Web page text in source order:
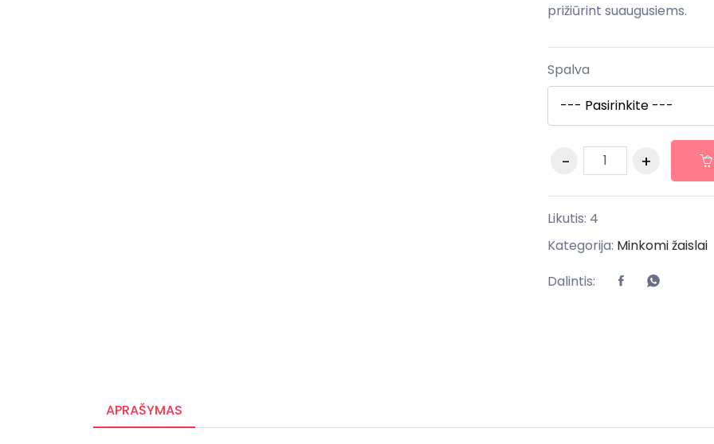
prižiūrint suaugusiems.
Spalva
Likutis: 4
Kategorija: Minkomi žaislai
Dalintis:
APRAŠYMAS